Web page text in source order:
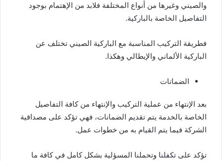
والصيني وغيرها من أنواع المختلفة فلابد من الإهتمام بوجود
التفاصيل الخاصة بالباركية.
فطريقة التركيب المناسبة مع الباركية الصيني تختلف عن
الباركية الألماني والإيطالي وهكذا.
الضمانات
بعد الإنتهاء من عملية التركيب والإنتهاء من كافة التفاصيل
الخاصة بالخدمة يتم تقديم الضمانات، فهي تؤكد على مصداقية
الشركة فيما يتم القيام به من خطوات عمل.
تؤكد على تكفلنا وتحملنا المسؤلية بشكل كامل في كافة ما